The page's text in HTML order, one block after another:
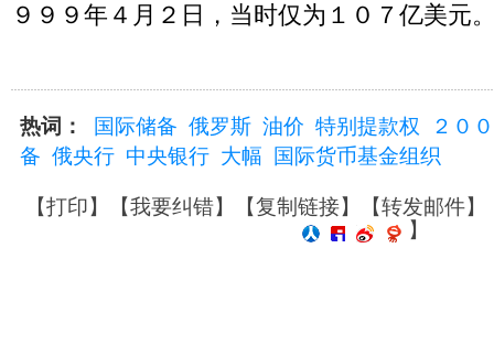
９９９年４月２日，当时仅为１０７亿美元
热词： 国际储备 俄罗斯 油价 特别提款权
２０
备 俄央行 中央银行 大幅 国际货币基金组织
【打印】【我要纠错】【复制链接】【转发邮件】
】